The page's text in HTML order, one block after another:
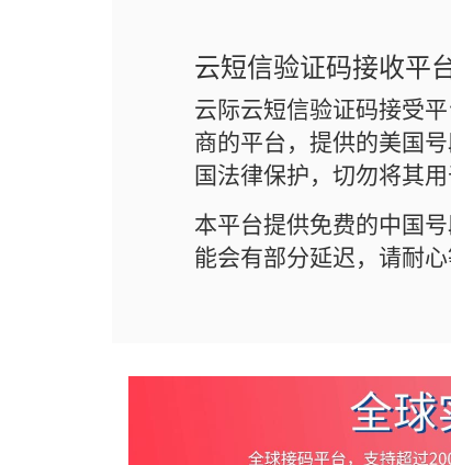
云短信验证码接收平
云际云短信验证码接受
商的平台，提供的美国
国法律保护，切勿将其
本平台提供免费的中国
能会有部分延迟，请耐